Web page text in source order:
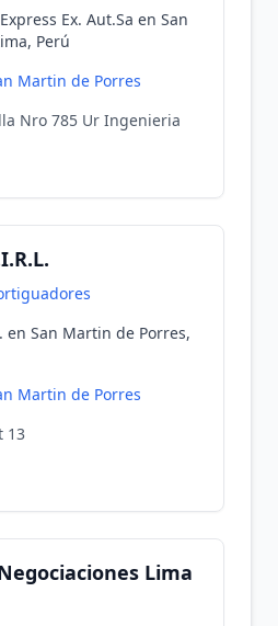
Ex. Aut.Sa en San
Perú
Martin de Porres
Nro 785 Ur Ingenieria
en San Martin de Porres,
Martin de Porres
13
Lima